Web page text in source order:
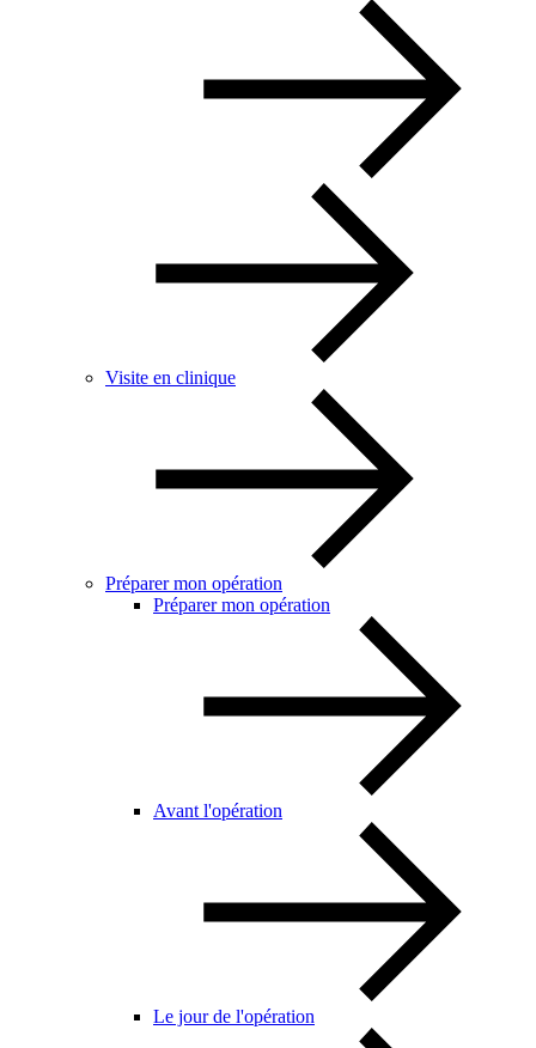
Visite en clinique
Préparer mon opération
Préparer mon opération
Avant l'opération
Le jour de l'opération